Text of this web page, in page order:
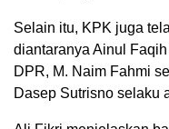
Selain itu, KPK juga
diantaranya Ainul
DPR, M. Naim Fahmi
Dasep Sutrisno selaku